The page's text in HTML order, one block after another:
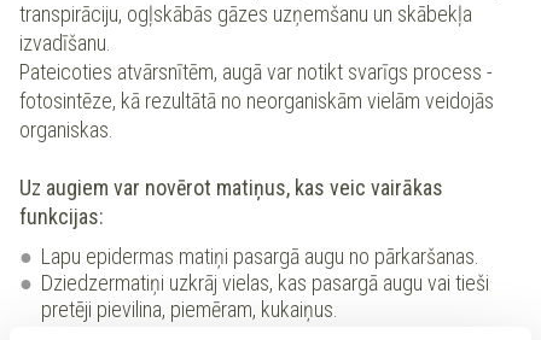
transpirāciju, ogļskābās gāzes uzņemšanu un skābekļa
izvadīšanu.
Pateicoties atvārsnītēm, augā var notikt svarīgs process -
fotosintēze, kā rezultātā no neorganiskām vielām veidojās
organiskas.
Uz augiem var novērot matiņus, kas veic vairākas
funkcijas:
Lapu epidermas matiņi pasargā augu no pārkaršanas.
Dziedzermatiņi uzkrāj vielas, kas pasargā augu vai tieši
pretēji pievilina, piemēram, kukaiņus.